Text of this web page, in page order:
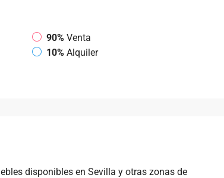
90% Venta
10% Alquiler
disponibles en Sevilla y otras zonas de